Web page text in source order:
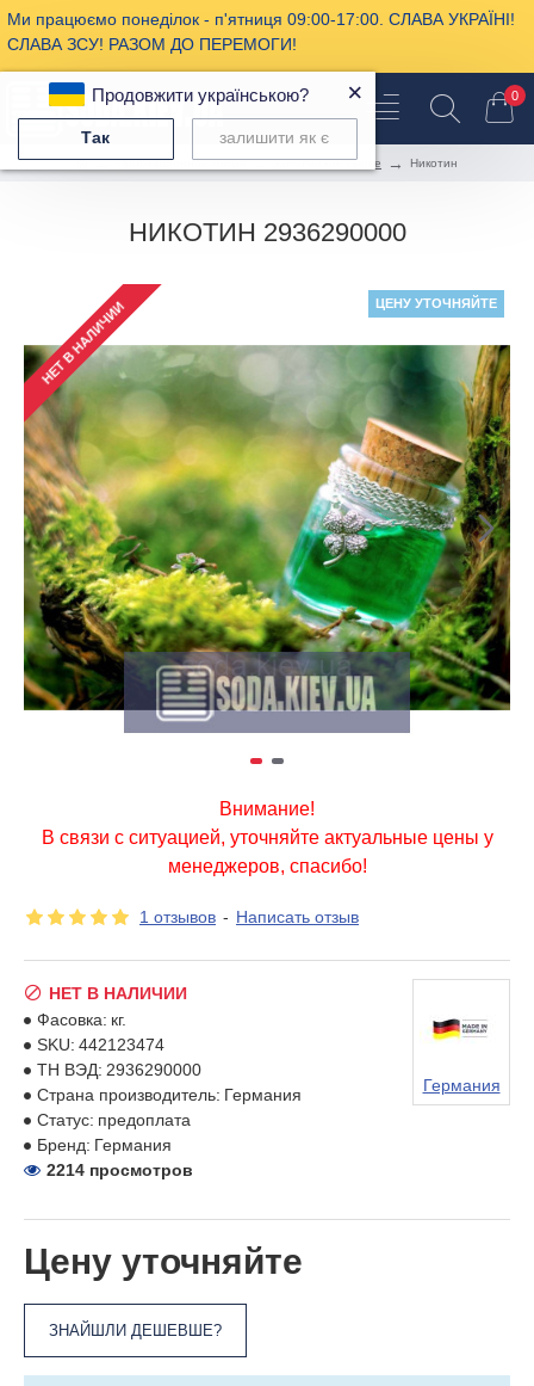
Ми працюємо понеділок - п'ятниця 09:00-17:00. СЛАВА УКРАЇНІ!
СЛАВА ЗСУ! РАЗОМ ДО ПЕРЕМОГИ!
0
Промышленная химия Химическое сырье Никотин
НИКОТИН 2936290000
ЦЕНУ УТОЧНЯЙТЕ
НЕТ В НАЛИЧИИ
Внимание!
В связи с ситуацией, уточняйте актуальные цены у
менеджеров, спасибо!
1 отзывов - Написать отзыв
Цену уточняйте
ЗНАЙШЛИ ДЕШЕВШЕ?
НЕТ В НАЛИЧИИ
Фасовка: кг.
SKU: 442123474
ТН ВЭД: 2936290000
Страна производитель: Германия
Статус: предоплата
Бренд: Германия
Германия
2214 просмотров
Продовжити українською? ×
Так залишити як є